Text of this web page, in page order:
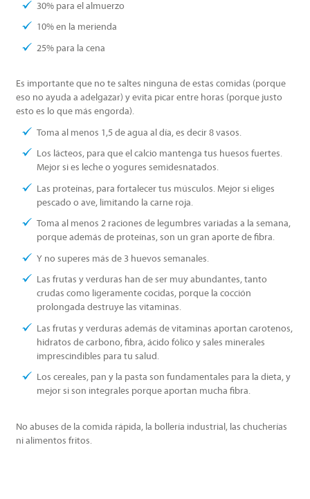
30% para el almuerzo
10% en la merienda
25% para la cena
Es importante que no te saltes ninguna de estas comidas (porque
eso no ayuda a adelgazar) y evita picar entre horas (porque justo
esto es lo que más engorda).
Toma al menos 1,5 de agua al día, es decir 8 vasos.
Los lácteos, para que el calcio mantenga tus huesos fuertes.
Mejor si es leche o yogures semidesnatados.
Las proteínas, para fortalecer tus músculos. Mejor si eliges
pescado o ave, limitando la carne roja.
Toma al menos 2 raciones de legumbres variadas a la semana,
porque además de proteínas, son un gran aporte de fibra.
Y no superes más de 3 huevos semanales.
Las frutas y verduras han de ser muy abundantes, tanto
crudas como ligeramente cocidas, porque la cocción
prolongada destruye las vitaminas.
Las frutas y verduras además de vitaminas aportan carotenos,
hidratos de carbono, fibra, ácido fólico y sales minerales
imprescindibles para tu salud.
Los cereales, pan y la pasta son fundamentales para la dieta, y
mejor si son integrales porque aportan mucha fibra.
No abuses de la comida rápida, la bollería industrial, las chucherías
ni alimentos fritos.